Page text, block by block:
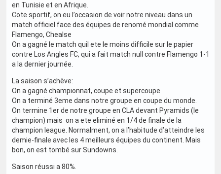
en Tunisie et en Afrique.
Cote sportif, on eu l’occasion de voir notre niveau dans un
match officiel face des équipes de renomé mondial comme
Flamengo, Chealse
On a gagné le match quil ete le moins difficile sur le papier
contre Los Angles FC, qui a fait match null contre Flamengo 1-1
a la dernier journée.
La saison s’achève:
On a gagné championnat, coupe et supercoupe
On a terminé 3eme dans notre groupe en coupe du monde.
On termine 1er de notre groupe en CLA devant Pyramids (le
champion) mais on a ete eliminé en 1/4 de finale de la
champion league. Normalment, on a l’habitude d’atteindre les
demie-finale avec les 4 meilleurs équipes du continent. Mais
bon, on est tombé sur Sundowns.
Saison réussi a 80%.